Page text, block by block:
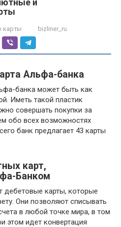
и
карты bizliner_ru
Альфа-банка
банка может быть как
Иметь такой пластик
совершать покупки за
обо всех возможностях
банк предлагает 43 карты
карт,
Банком
дебетовые карты, которые
Они позволяют списывать
в любой точке мира, в том
этом идет конвертация